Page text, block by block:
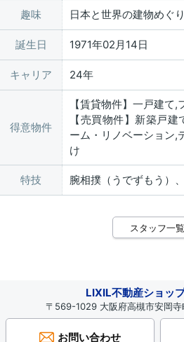
趣味 日本と世界の建物めぐ
誕生日 1971年02月14日
キャリア 24年
得意物件
【賃貸物件】一戸建て,
【売買物件】新築戸
ーム・リノベーション,
け
特技 腕相撲（うでずもう）
スタッフ一覧
LIXIL不動産ショッ
〒569-1029 大阪府高槻市安岡
お問い合わせ